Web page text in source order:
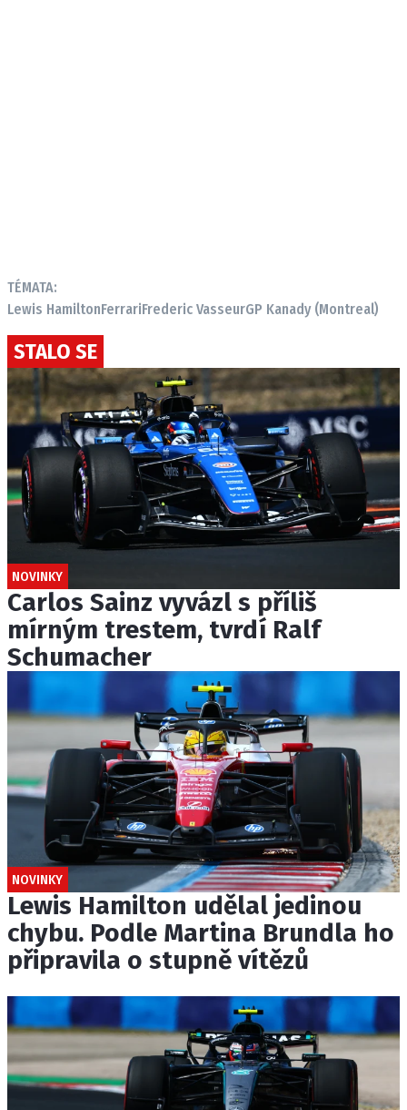
TÉMATA:
Lewis HamiltonFerrariFrederic VasseurGP Kanady (Montreal)
STALO SE
NOVINKY
Carlos Sainz vyvázl s příliš
mírným trestem, tvrdí Ralf
Schumacher
NOVINKY
Lewis Hamilton udělal jedinou
chybu. Podle Martina Brundla ho
připravila o stupně vítězů